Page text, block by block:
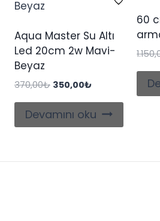
Aqua Master Su Altı
Led 20cm 2w Mavi-
Beyaz
370,00₺ Orijinal
370,00₺.
350,00₺Şu
fiyat:
350,00₺.
Devamını oku
60